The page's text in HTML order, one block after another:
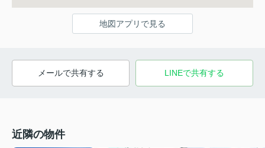
地図アプリで見る
メールで共有する LINEで共有する
近隣の物件